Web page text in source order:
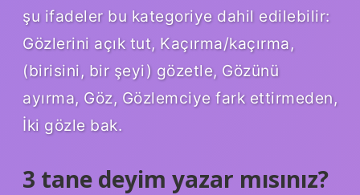
şu ifadeler bu kategoriye dahil edilebilir:
Gözlerini açık tut, Kaçırma/kaçırma,
(birisini, bir şeyi) gözetle, Gözünü
ayırma, Göz, Gözlemciye fark ettirmeden,
İki gözle bak.
3 tane deyim yazar mısınız?